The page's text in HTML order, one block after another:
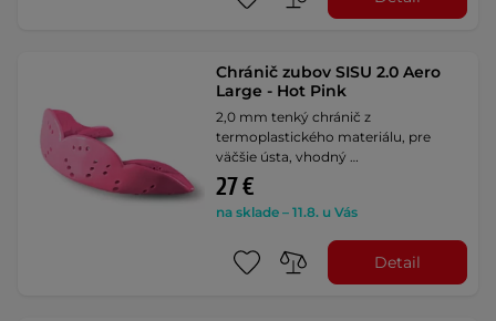
Chránič zubov SISU 2.0 Aero
Large - Hot Pink
2,0 mm tenký chránič z
termoplastického materiálu, pre
väčšie ústa, vhodný …
27 €
na sklade – 11.8. u Vás
Detail